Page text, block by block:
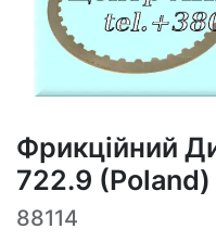
Фрикційний
722.9 (Poland)
88114